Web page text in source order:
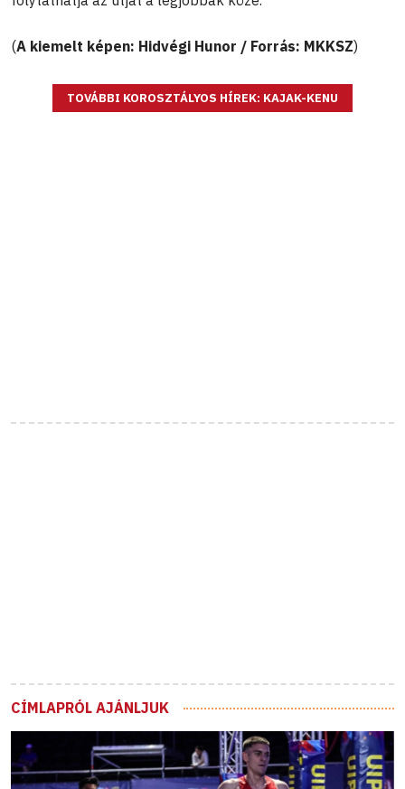
(A kiemelt képen: Hidvégi Hunor / Forrás: MKKSZ)
TOVÁBBI KOROSZTÁLYOS HÍREK: KAJAK-KENU
CÍMLAPRÓL AJÁNLJUK